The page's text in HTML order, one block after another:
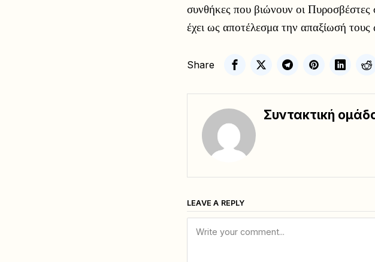
συνθήκες που βιώνουν οι Πυροσβέστες
έχει ως αποτέλεσμα την απαξίωσή
Share
Συντακτική
LEAVE A REPLY